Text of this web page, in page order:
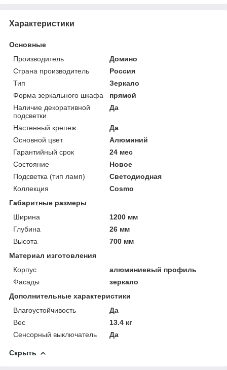
Характеристики
Основные
Производитель
Домино
Страна производитель
Россия
Тип
Зеркало
Форма зеркального шкафа
прямой
Наличие декоративной
подсветки
Да
Настенный крепеж
Да
Основной цвет
Алюминий
Гарантийный срок
24 мес
Состояние
Новое
Подсветка (тип ламп)
Светодиодная
Коллекция
Cosmo
Габаритные размеры
Ширина
1200 мм
Глубина
26 мм
Высота
700 мм
Материал изготовления
Корпус
алюминиевый профиль
Фасады
зеркало
Дополнительные характеристики
Влагоустойчивость
Да
Вес
13.4 кг
Сенсорный выключатель
Да
Скрыть